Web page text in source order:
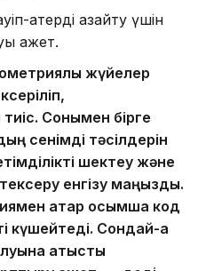
қатерді азайту үшін
қажет.
жүйелер
Сонымен бірге
сенімді тәсілдерін
шектеу және
енгізу маңызды.
қатар қосымша код
күшейтеді. Сондай-ақ
қатысты